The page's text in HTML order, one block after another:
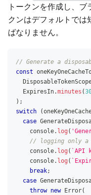
トークンを作成し、
クンはデフォルトでは
ばなりません。
// Generate a
const
ExpiresIn.minutes (
) ;
switch
(
case
console. log (
// logging only a
console. log ( `API
console. log ( `
break;
case
throw new Error(